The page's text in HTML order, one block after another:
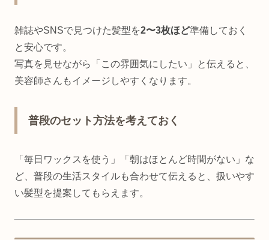
雑誌やSNSで見つけた髪型を2〜3枚ほど準備しておく
と安心です。
写真を見せながら「この雰囲気にしたい」と伝えると、
美容師さんもイメージしやすくなります。
普段のセット方法を考えておく
「毎日ワックスを使う」「朝はほとんど時間がない」な
ど、普段の生活スタイルも合わせて伝えると、扱いやす
い髪型を提案してもらえます。